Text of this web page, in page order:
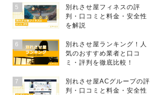
5
別れさせ屋フィネスの評
判・口コミと料金・安全性
を解説
6
別れさせ屋ランキング！人
気のおすすめ業者と口コ
ミ・評判を徹底比較！
7
別れさせ屋ACグループの評
判・口コミと料金・安全性